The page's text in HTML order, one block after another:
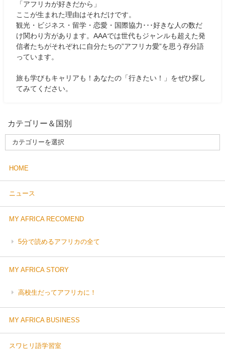
「アフリカが好きだから」
ここが生まれた理由はそれだけです。
観光・ビジネス・留学・恋愛・国際協力･･･好きな人の数だ
け関わり方があります。AAAでは世代もジャンルも超えた発
信者たちがそれぞれに自分たちの”アフリカ愛”を思う存分語
っています。
旅も学びもキャリアも！あなたの「行きたい！」をぜひ探し
てみてください。
カテゴリー＆国別
HOME
ニュース
MY AFRICA RECOMEND
5分で読めるアフリカの全て
MY AFRICA STORY
高校生だってアフリカに！
MY AFRICA BUSINESS
スワヒリ語学習室